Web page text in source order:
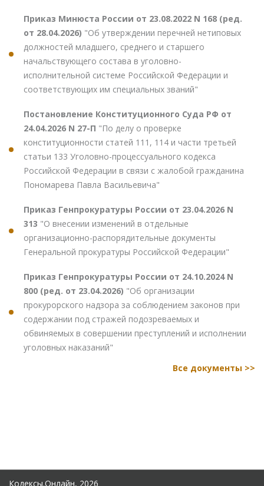
Приказ Минюста России от 23.08.2022 N 168 (ред.
от 28.04.2026) "Об утверждении перечней нетиповых
должностей младшего, среднего и старшего
начальствующего состава в уголовно-
исполнительной системе Российской Федерации и
соответствующих им специальных званий"
Постановление Конституционного Суда РФ от
24.04.2026 N 27-П "По делу о проверке
конституционности статей 111, 114 и части третьей
статьи 133 Уголовно-процессуального кодекса
Российской Федерации в связи с жалобой гражданина
Пономарева Павла Васильевича"
Приказ Генпрокуратуры России от 23.04.2026 N
313 "О внесении изменений в отдельные
организационно-распорядительные документы
Генеральной прокуратуры Российской Федерации"
Приказ Генпрокуратуры России от 24.10.2024 N
800 (ред. от 23.04.2026) "Об организации
прокурорского надзора за соблюдением законов при
содержании под стражей подозреваемых и
обвиняемых в совершении преступлений и исполнении
уголовных наказаний"
Все документы >>
Кодексы.Онлайн, 2026